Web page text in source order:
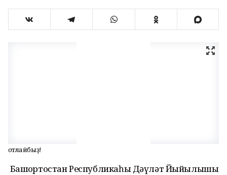
Ҡотлайбыҙ!
Башҡортостан Республикаһы Дәүләт Йыйылышы